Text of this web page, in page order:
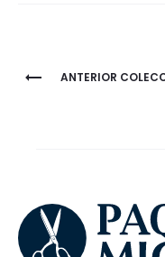
Project
ANTERIOR